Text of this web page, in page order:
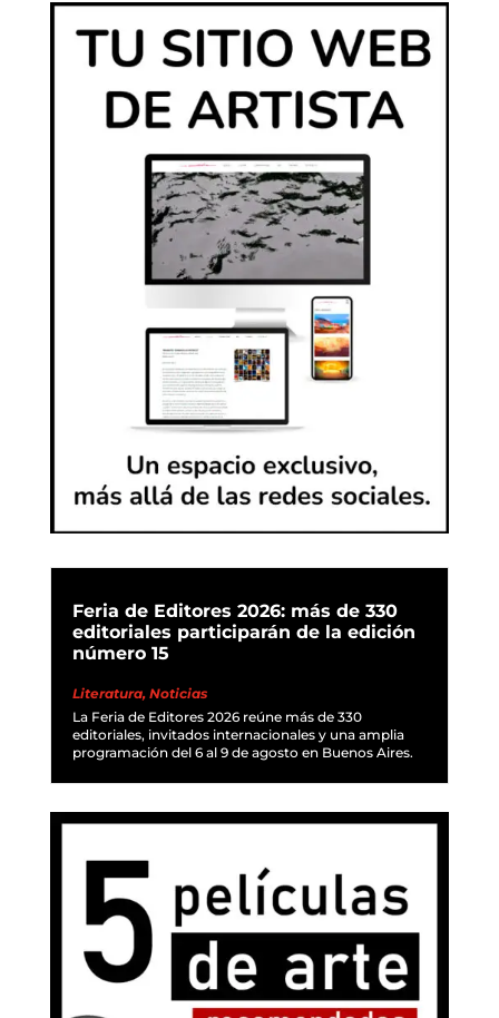
Feria de Editores 2026: más de 330
editoriales participarán de la edición
número 15
Literatura, Noticias
La Feria de Editores 2026 reúne más de 330
editoriales, invitados internacionales y una amplia
programación del 6 al 9 de agosto en Buenos Aires.